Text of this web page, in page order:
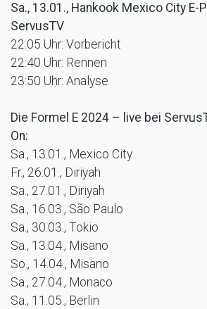
Sa., 13.01., Hankook Mexico City E-
ServusTV
22:05 Uhr: Vorbericht
22:40 Uhr: Rennen
23:50 Uhr: Analyse
Die Formel E 2024 – live bei
On:
Sa., 13.01., Mexico City
Fr., 26.01., Diriyah
Sa., 27.01., Diriyah
Sa., 16.03., São Paulo
Sa., 30.03., Tokio
Sa., 13.04., Misano
So., 14.04., Misano
Sa., 27.04., Monaco
Sa., 11.05., Berlin